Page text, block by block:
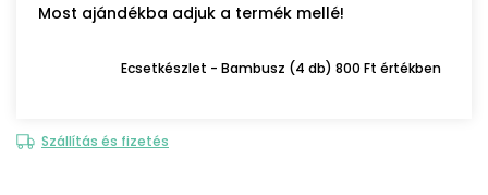
Most ajándékba adjuk a termék mellé!
Ecsetkészlet - Bambusz (4 db) 800 Ft értékben
Szállítás és fizetés